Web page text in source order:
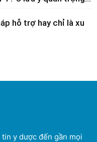
hỗ trợ hay chỉ là xu
y dược đến gần mọi